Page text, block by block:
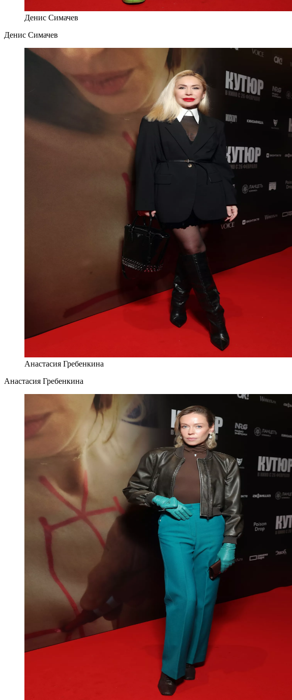
Денис Симачев
Денис Симачев
Анастасия Гребенкина
Анастасия Гребенкина